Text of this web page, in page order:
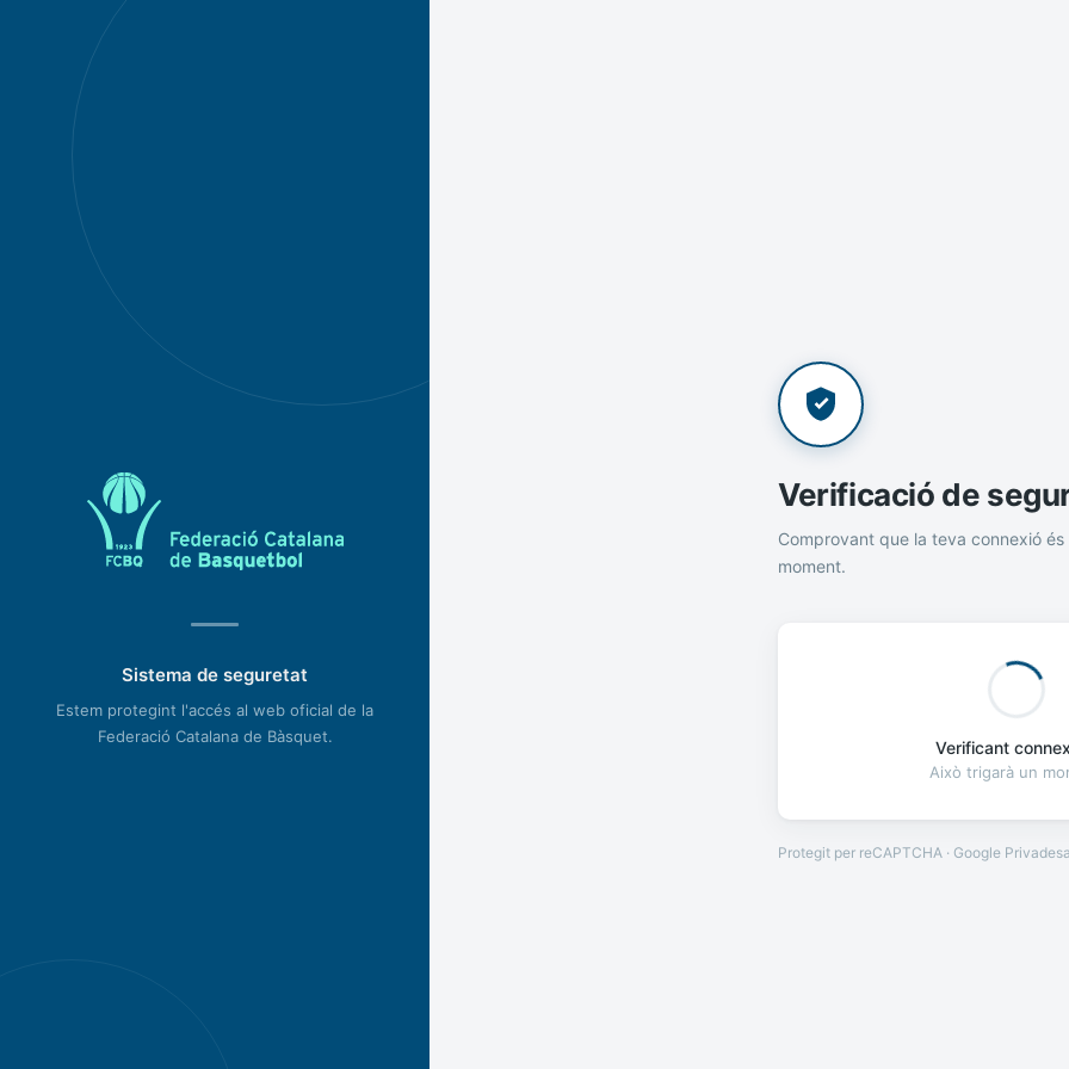
Sistema de seguretat
Estem protegint l'accés al web oficial de la
Federació Catalana de Bàsquet.
Verificació de
Comprovant que la teva connexió és
moment.
Verificant
Això trigarà un
Protegit per reCAPTCHA · Google Privadesa